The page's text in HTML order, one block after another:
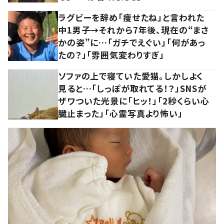
ラグビーを辞め「痩せたね」と言われた
中1男子→それから7年後、現在の“まさ
かの姿”に…「ガチでえぐい」「何があっ
たの？」「雰囲気変わりすぎ」
ソファの上で寝ていた愛猫。しかしよく
見ると…「しっぽが取れてる！？」SNSが
ザワついた光景に「ヒッ！」「2秒くらい心
臓止まった」「心霊写真より怖い」